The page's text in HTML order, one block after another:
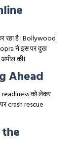
रहा है। Bollywood
ने इस पर दुख
की।
Ahead
को लेकर
crash rescue
the